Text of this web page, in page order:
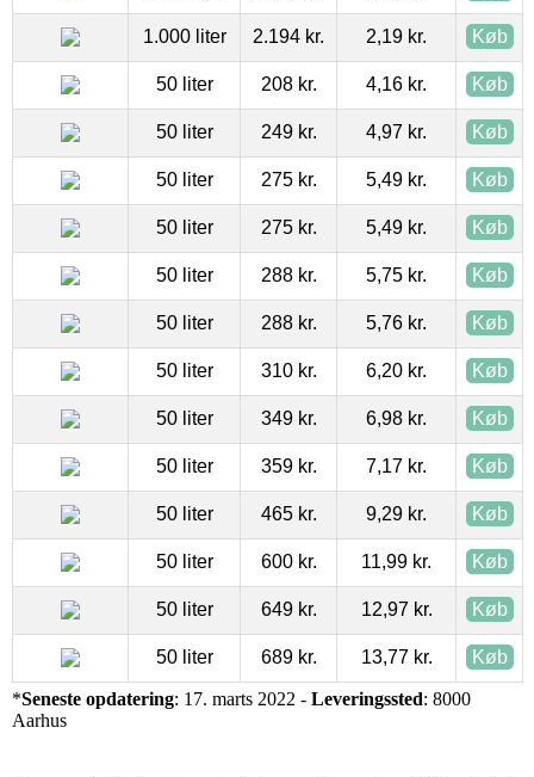
1.000 liter 2.194 kr. 2,19 kr. Køb
50 liter 208 kr. 4,16 kr. Køb
50 liter 249 kr. 4,97 kr. Køb
50 liter 275 kr. 5,49 kr. Køb
50 liter 275 kr. 5,49 kr. Køb
50 liter 288 kr. 5,75 kr. Køb
50 liter 288 kr. 5,76 kr. Køb
50 liter 310 kr. 6,20 kr. Køb
50 liter 349 kr. 6,98 kr. Køb
50 liter 359 kr. 7,17 kr. Køb
50 liter 465 kr. 9,29 kr. Køb
50 liter 600 kr. 11,99 kr. Køb
50 liter 649 kr. 12,97 kr. Køb
50 liter 689 kr. 13,77 kr. Køb
*Seneste opdatering: 17. marts 2022 - Leveringssted: 8000
Aarhus